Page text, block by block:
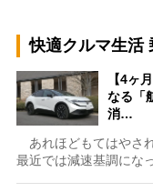
快適クルマ生活
【4ヶ
なる「
消…
あれほどもてはやさ
最近では減速基調にな